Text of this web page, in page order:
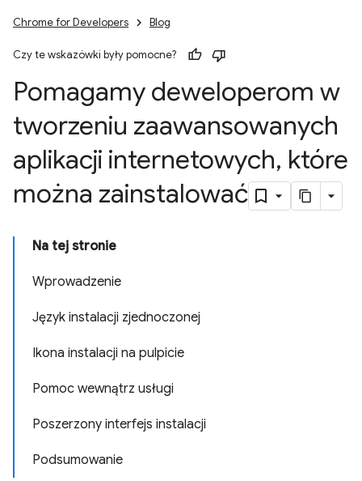
Chrome for Developers Blog
Czy te wskazówki były pomocne?
Pomagamy deweloperom w
tworzeniu zaawansowanych
aplikacji internetowych, które
można zainstalować
Na tej stronie
Wprowadzenie
Język instalacji zjednoczonej
Ikona instalacji na pulpicie
Pomoc wewnątrz usługi
Poszerzony interfejs instalacji
Podsumowanie